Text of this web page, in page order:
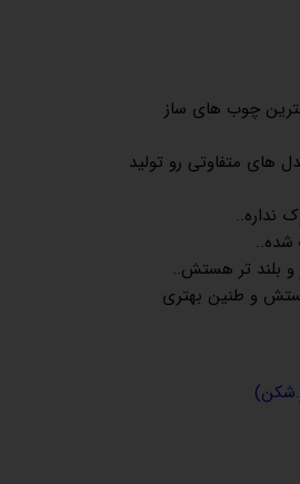
چوب های ساز
های متفاوتی رو تولید
نداره..
شده..
بلند تر هستش..
و طنین بهتری